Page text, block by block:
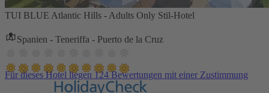
TUI BLUE Atlantic Hills - Adults Only Stil-Hotel
Spanien - Teneriffa - Puerto de la Cruz
Für dieses Hotel liegen 124 Bewertungen mit einer Zustimmung